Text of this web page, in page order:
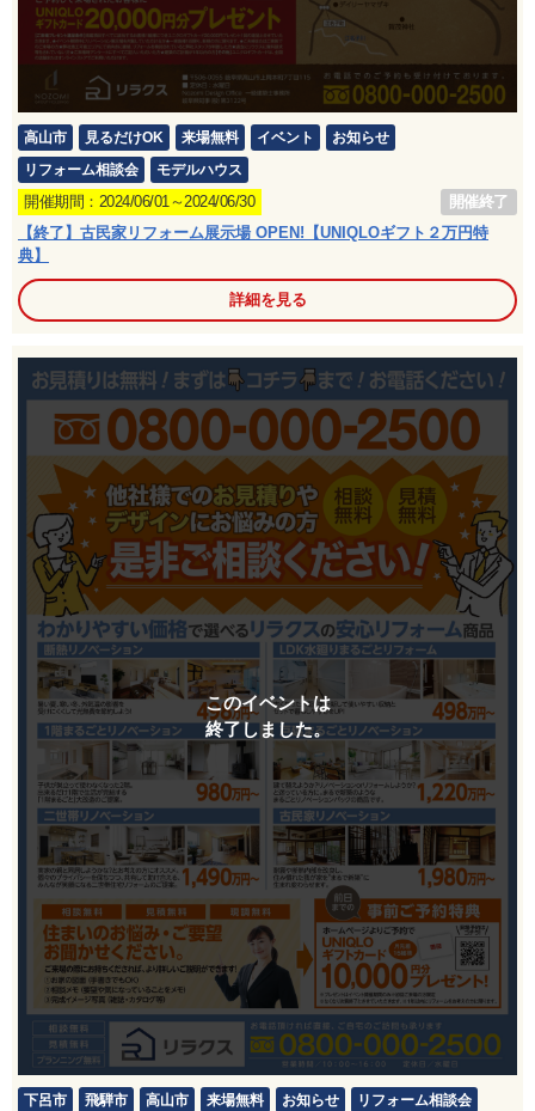
高山市 見るだけOK 来場無料 イベント
お知らせ
リフォーム相談会
モデルハウス
開催期間：2024/06/01～2024/06/30
開催終了
【終了】古民家リフォーム展示場 OPEN!【UNIQLOギフト２万円特
典】
詳細を見る
このイベントは
終了しました。
下呂市 飛騨市 高山市 来場無料 お知らせ リフォーム相談会